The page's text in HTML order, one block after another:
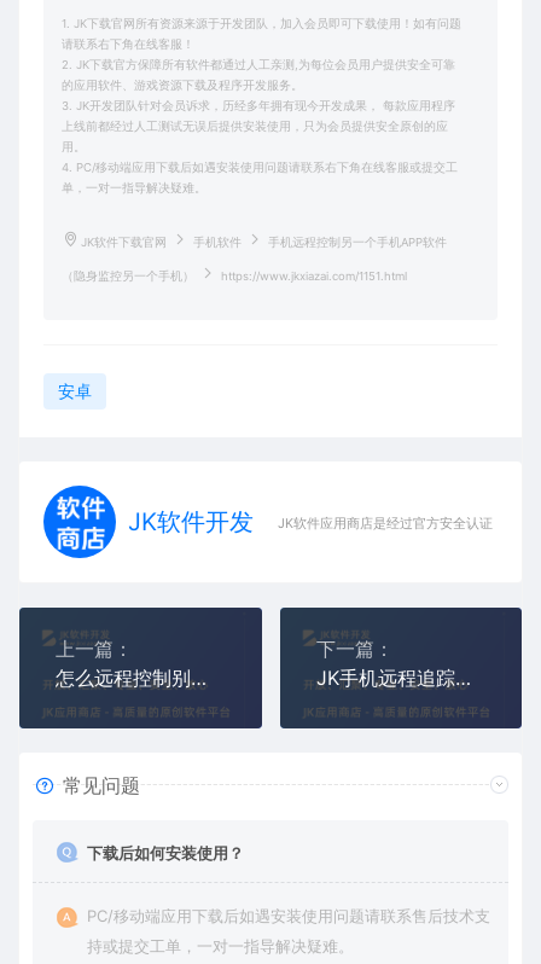
1. JK下载官网所有资源来源于开发团队，加入会员即可下载使用！如有问题
请联系右下角在线客服！
2. JK下载官方保障所有软件都通过人工亲测,为每位会员用户提供安全可靠
的应用软件、游戏资源下载及程序开发服务。
3. JK开发团队针对会员诉求，历经多年拥有现今开发成果， 每款应用程序
上线前都经过人工测试无误后提供安装使用，只为会员提供安全原创的应
用。
4. PC/移动端应用下载后如遇安装使用问题请联系右下角在线客服或提交工
单，一对一指导解决疑难。
JK软件下载官网 手机软件 手机远程控制另一个手机APP软件
（隐身监控另一个手机） https://www.jkxiazai.com/1151.html
安卓
JK软件开发 JK软件应用商店是经过官方安全认证，保障
上一篇：
怎么远程控制别人手机（手机远程控制手机软件）
下一篇：
JK手机远程追踪监控器（手机实时追踪GPS定位器）
常见问题
下载后如何安装使用？
PC/移动端应用下载后如遇安装使用问题请联系售后技术支
持或提交工单，一对一指导解决疑难。